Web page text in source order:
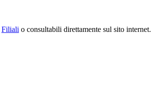
Filiali o consultabili direttamente sul sito internet.